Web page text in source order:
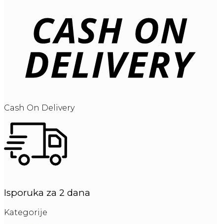
Cash On Delivery
Isporuka za 2 dana
Kategorije